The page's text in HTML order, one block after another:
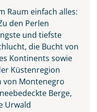
Raum einfach alles:
den Perlen
und tiefste
die Bucht von
Kontinents sowie
Küstenregion
von Montenegro
Berge,
Urwald